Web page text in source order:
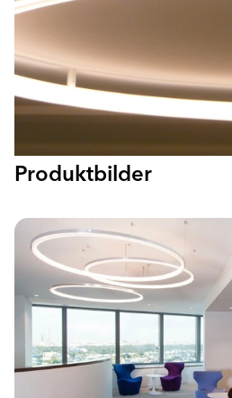
Produktbilder